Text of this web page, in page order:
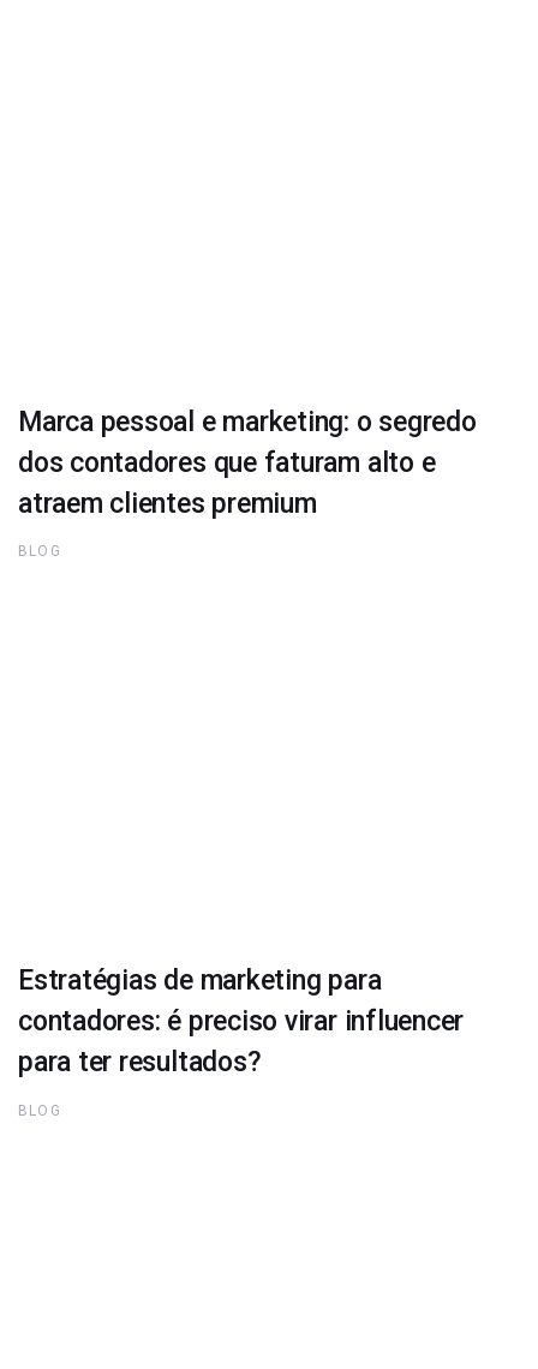
Marca pessoal e marketing: o segredo
dos contadores que faturam alto e
atraem clientes premium
BLOG
Estratégias de marketing para
contadores: é preciso virar influencer
para ter resultados?
BLOG